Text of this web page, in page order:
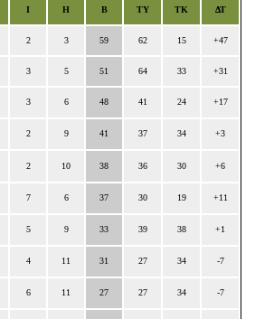
Ι Η Β ΤΥ ΤΚ ΔΤ
2 3 59 62 15 +47
3 5 51 64 33 +31
3 6 48 41 24 +17
2 9 41 37 34 +3
2 10 38 36 30 +6
7 6 37 30 19 +11
5 9 33 39 38 +1
4 11 31 27 34 -7
6 11 27 27 34 -7